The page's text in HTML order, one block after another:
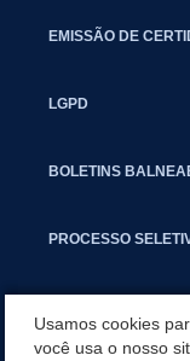
EMISSÃO DE
LGPD
BOLETINS
PROCESSO
Usamos cookies
você usa o nosso